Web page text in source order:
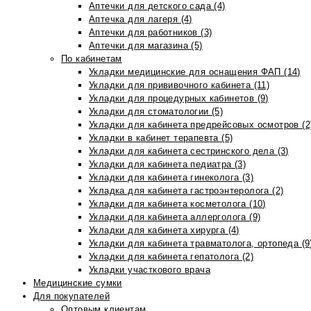
Аптечки для детского сада (4)
Аптечка для лагеря (4)
Аптечки для работников (3)
Аптечки для магазина (5)
По кабинетам
Укладки медицинские для оснащения ФАП (14)
Укладки для прививочного кабинета (11)
Укладки для процедурных кабинетов (9)
Укладки для стоматологии (5)
Укладки для кабинета предрейсовых осмотров
Укладки в кабинет терапевта (5)
Укладки для кабинета сестринского дела (3)
Укладки для кабинета педиатра (3)
Укладки для кабинета гинеколога (3)
Укладка для кабинета гастроэнтеролога (2)
Укладки для кабинета косметолога (10)
Укладки для кабинета аллерголога (9)
Укладки для кабинета хирурга (4)
Укладки для кабинета травматолога, ортопеда
Укладки для кабинета гепатолога (2)
Укладки участкового врача
Медицинские сумки
Для покупателей